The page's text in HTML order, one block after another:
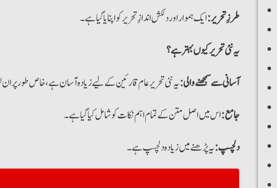
طرزِ تحریر:ایک ہموار اور دلکش اندازِ تحریر کو اپنایا گیا ہے۔
یہ نئی تحریر کیوں بہتر ہے؟
آسانی سے سمجھنے والی:یہ نئی تحریر عام قارئین کے لیے زیادہ آسان ہے، خاص طور
جامع:اس میں اصل متن کے تمام اہم نکات کو شامل کیا گیا ہے۔
دلچسپ:یہ پڑھنے میں زیادہ دلچسپ ہے۔